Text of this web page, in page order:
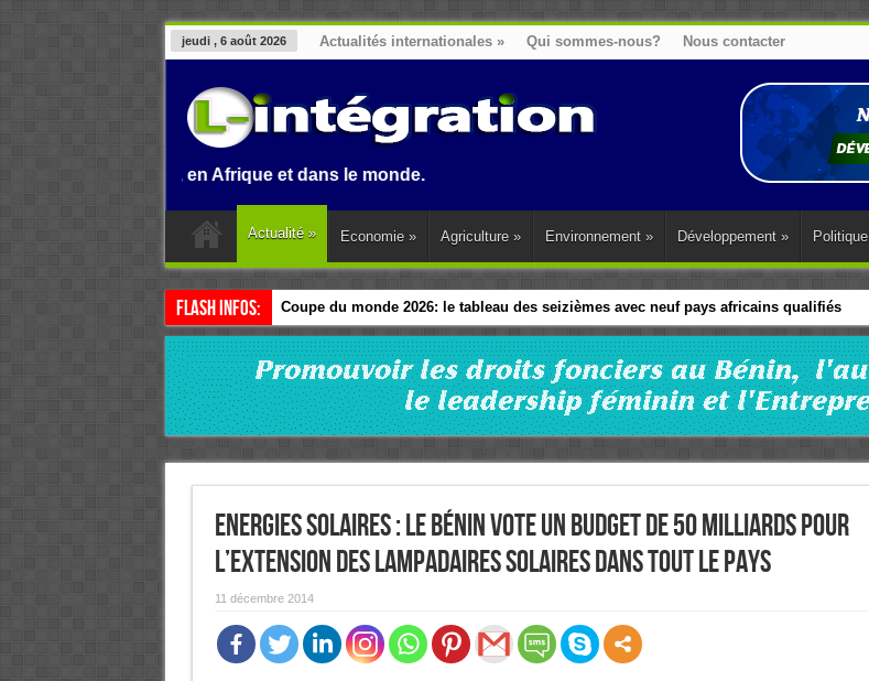
jeudi , 6 août 2026 Actualités internationales » Qui sommes-nous? Nous contacter
au Benin, en Afrique et dans le monde.
Actualité » Economie » Agriculture » Environnement » Développement » Politique
Flash Infos: Coupe du monde 2026: le tableau des seizièmes avec neuf pays africains qualifiés
Energies Solaires : Le Bénin vote un budget de 50 Milliards pour
l’extension des lampadaires solaires dans tout le pays
11 décembre 2014